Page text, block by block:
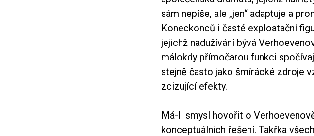
sám nepíše, ale „jen“ adaptuje a
Koneckonců i časté exploatační
jejichž nadužívání bývá
málokdy přímočarou funkci
stejně často jako šmírácké zdroje
zcizující efekty.
Má-li smysl hovořit o
konceptuálních řešení. Takřka